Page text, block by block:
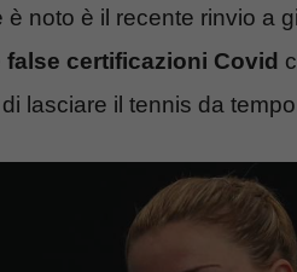
è noto è il recente rinvio a
false certificazioni Covid
lasciare il tennis da